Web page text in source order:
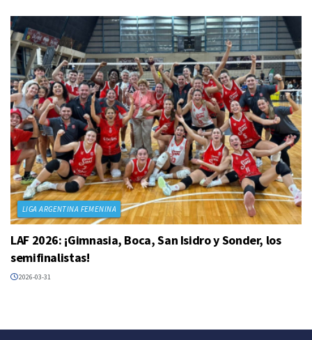
LIGA ARGENTINA FEMENINA
LAF 2026: ¡Gimnasia, Boca, San Isidro y Sonder, los
semifinalistas!
2026-03-31